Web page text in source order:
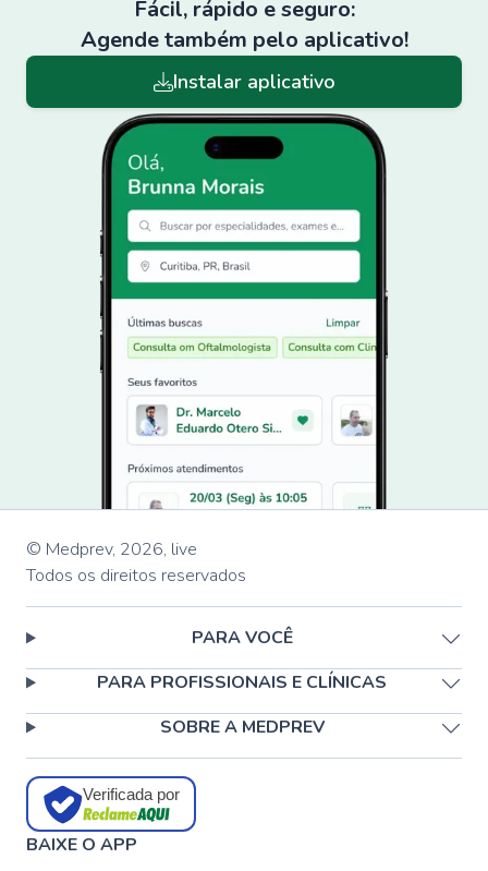
Fácil, rápido e seguro:
Agende também pelo aplicativo!
Instalar aplicativo
© Medprev, 2026, live
Todos os direitos reservados
PARA VOCÊ
PARA PROFISSIONAIS E CLÍNICAS
SOBRE A MEDPREV
Verificada por
BAIXE O APP